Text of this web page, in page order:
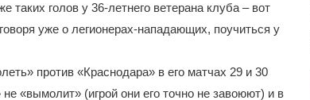
голов у 36-летнего ветерана клуба – вот
уже о легионерах-нападающих, поучиться у
против «Краснодара» в его матчах 29 и 30
«вымолит» (игрой они его точно не завоюют) и в